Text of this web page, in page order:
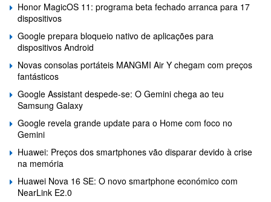
Honor MagicOS 11: programa beta fechado arranca para 17
dispositivos
Google prepara bloqueio nativo de aplicações para
dispositivos Android
Novas consolas portáteis MANGMI Air Y chegam com preços
fantásticos
Google Assistant despede-se: O Gemini chega ao teu
Samsung Galaxy
Google revela grande update para o Home com foco no
Gemini
Huawei: Preços dos smartphones vão disparar devido à crise
na memória
Huawei Nova 16 SE: O novo smartphone económico com
NearLink E2.0